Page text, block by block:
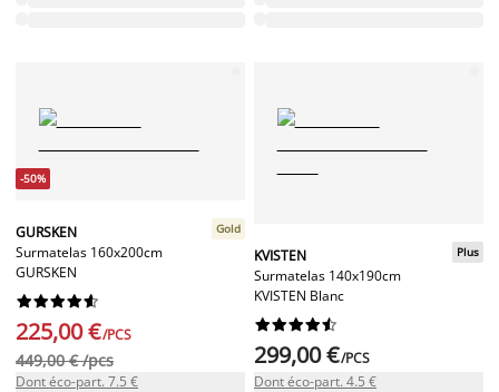
-50%
GURSKEN
Surmatelas 160x200cm
GURSKEN
Gold






225,00 €/PCS
449,00 € /pcs
Dont éco-part. 7.5 €
KVISTEN
Surmatelas 140x190cm
KVISTEN Blanc
Plus






299,00 €/PCS
Dont éco-part. 4.5 €